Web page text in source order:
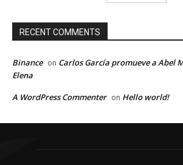
RECENT COMMENTS
Binance on Carlos García promueve a Abel
Elena
A WordPress Commenter on Hello world!